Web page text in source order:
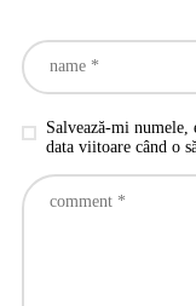
Salvează-mi
data viitoare când o